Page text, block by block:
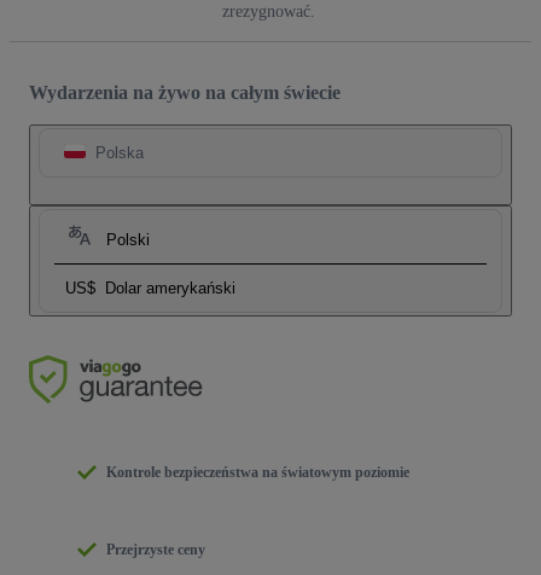
zrezygnować.
Wydarzenia na żywo na całym świecie
Polska
Polski
US$ Dolar amerykański
Kontrole bezpieczeństwa na światowym poziomie
Przejrzyste ceny